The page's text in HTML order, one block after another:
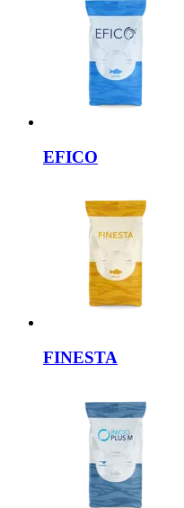
EFICO
FINESTA